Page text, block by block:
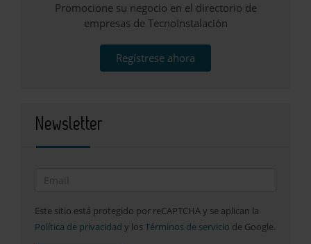
Promocione su negocio en el directorio de
empresas de TecnoInstalación
Regístrese ahora
Newsletter
Este sitio está protegido por reCAPTCHA y se aplican la
Política de privacidad y los Términos de servicio de Google.